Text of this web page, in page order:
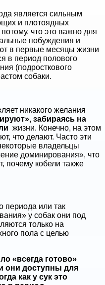
является сильным
и плотоядных
что это важно для
побуждения и
в первые месяцы жизни
в период полового
(подросткового
собаки.
никакого желания
забираясь на
жизни. Конечно, на этом
что делают. Часто эти
владельцы
доминирования», что
почему кобели также
периода или так
у собак они под
только на
пола с целью
«всегда готово»
они доступны для
как у сук это